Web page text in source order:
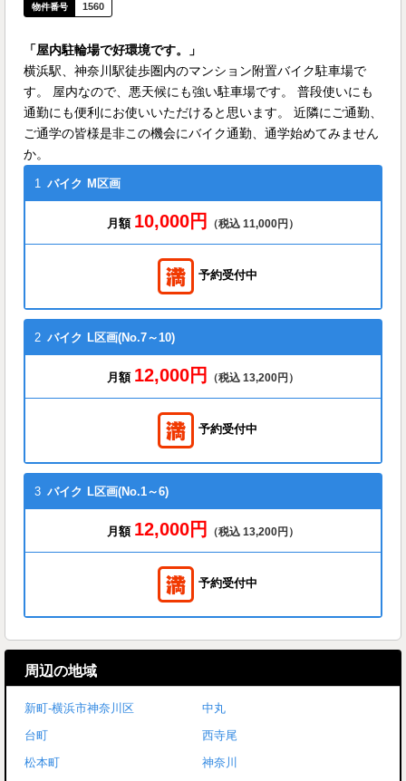
1560
「屋内駐輪場で好環境です。」
横浜駅、神奈川駅徒歩圏内のマンション附置バイク駐車場で
す。 屋内なので、悪天候にも強い駐車場です。 普段使いにも
通勤にも便利にお使いいただけると思います。 近隣にご通勤、
ご通学の皆様是非この機会にバイク通勤、通学始めてみません
か。
1 バイク M区画
月額 10,000円 （税込 11,000円）
予約受付中
2 バイク L区画(No.7～10)
月額 12,000円 （税込 13,200円）
予約受付中
3 バイク L区画(No.1～6)
月額 12,000円 （税込 13,200円）
予約受付中
周辺の地域
新町-横浜市神奈川区
中丸
台町
西寺尾
松本町
神奈川